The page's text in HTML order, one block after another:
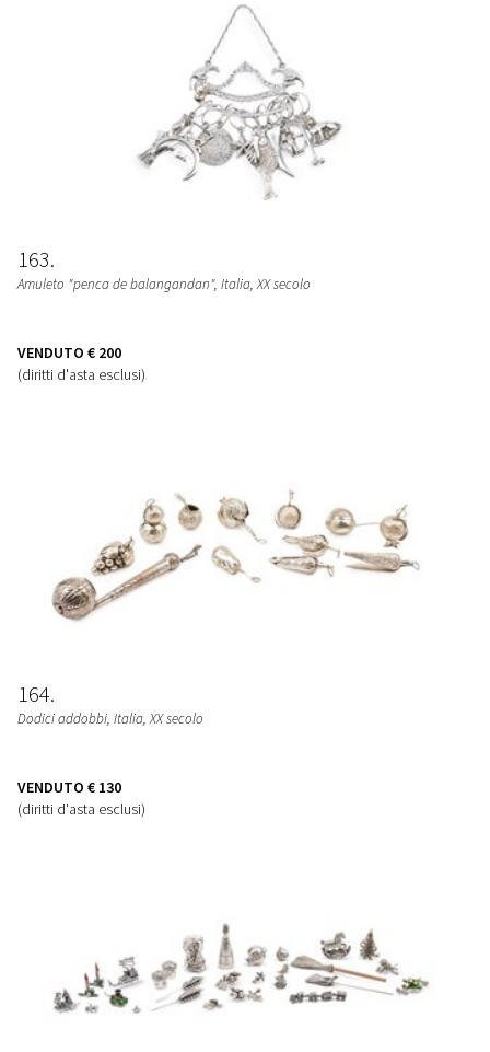
163
Amuleto "penca de balangandan", Italia, XX secolo
VENDUTO € 200
(diritti d'asta esclusi)
164
Dodici addobbi, Italia, XX secolo
VENDUTO € 130
(diritti d'asta esclusi)